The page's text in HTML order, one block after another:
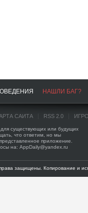
НАШЛИ БАГ?
САЙТА RSS 2.0
существующих или будущих
что ответим, но мы
приложение.
на: AppDaily@yandex.ru
защищены. Копирование и